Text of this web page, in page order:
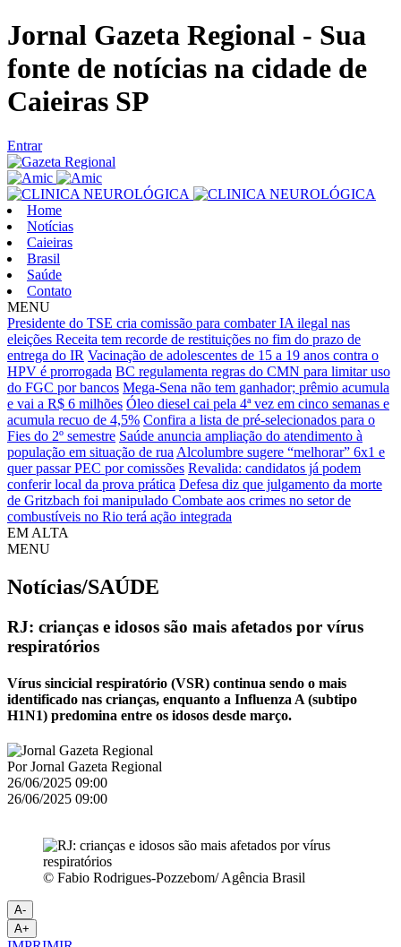
Jornal Gazeta Regional - Sua
fonte de notícias na cidade de
Caieiras SP
Entrar
Home
Notícias
Caieiras
Brasil
Saúde
Contato
MENU
Presidente do TSE cria comissão para combater IA ilegal nas
eleições Receita tem recorde de restituições no fim do prazo de
entrega do IR Vacinação de adolescentes de 15 a 19 anos contra o
HPV é prorrogada BC regulamenta regras do CMN para limitar uso
do FGC por bancos Mega-Sena não tem ganhador; prêmio acumula
e vai a R$ 6 milhões Óleo diesel cai pela 4ª vez em cinco semanas e
acumula recuo de 4,5% Confira a lista de pré-selecionados para o
Fies do 2º semestre Saúde anuncia ampliação do atendimento à
população em situação de rua Alcolumbre sugere “melhorar” 6x1 e
quer passar PEC por comissões Revalida: candidatos já podem
conferir local da prova prática Defesa diz que julgamento da morte
de Gritzbach foi manipulado Combate aos crimes no setor de
combustíveis no Rio terá ação integrada
EM ALTA
MENU
Notícias/SAÚDE
RJ: crianças e idosos são mais afetados por vírus
respiratórios
Vírus sincicial respiratório (VSR) continua sendo o mais
identificado nas crianças, enquanto a Influenza A (subtipo
H1N1) predomina entre os idosos desde março.
PorJornal Gazeta Regional
26/06/2025 09:00
26/06/2025 09:00
© Fabio Rodrigues-Pozzebom/ Agência Brasil
A-
A+